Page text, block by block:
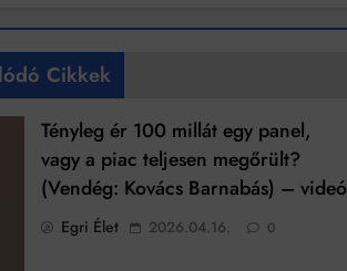
Cikkek
Tényleg ér 100 millát egy panel,
vagy a piac teljesen megőrült?
(Vendég: Kovács Barnabás) – videó
Egri Élet 2026.04.16. 0